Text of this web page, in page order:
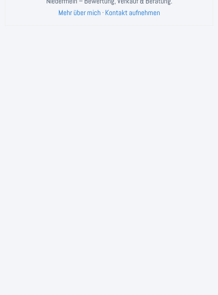
Mehr über mich · Kontakt aufnehmen